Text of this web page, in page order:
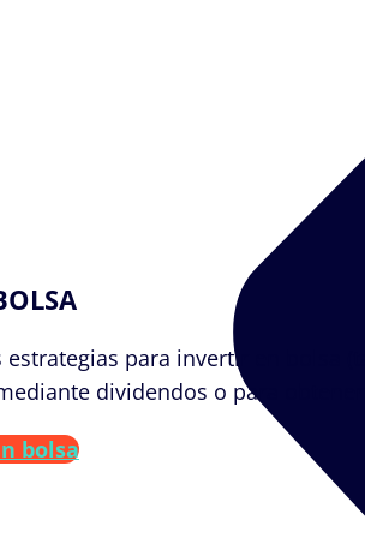
estrategias para invertir en bolsa
dividendos o para
bolsa